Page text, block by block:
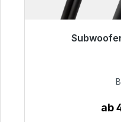
ab